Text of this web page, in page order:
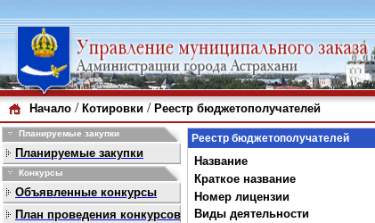
Начало / Котировки / Реестр бюджетополучателей
Планируемые закупки
Планируемые закупки
Конкурсы
Объявленные конкурсы
План проведения конкурсов
Реестр бюджетополучателей
Название
Краткое название
Номер лицензии
Виды деятельности